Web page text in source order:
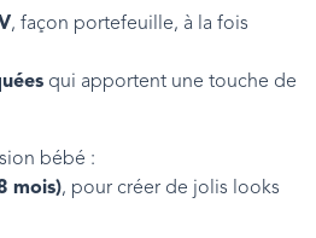
, façon portefeuille, à la fois
qui apportent une touche de
bébé :
mois), pour créer de jolis looks